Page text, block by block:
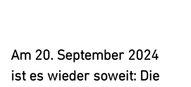
Am 20. September 2024
ist es wieder soweit: Die